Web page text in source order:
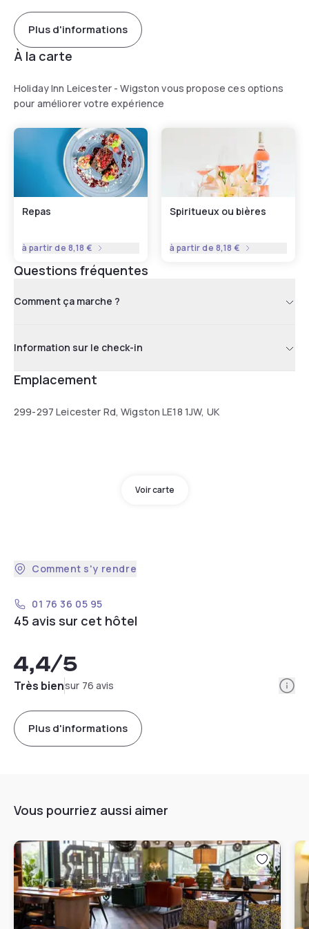
Plus d'informations
À la carte
Holiday Inn Leicester - Wigston vous propose ces options
pour améliorer votre expérience
Repas
à partir de 8,18 €
Spiritueux ou bières
à partir de 8,18 €
Questions fréquentes
Comment ça marche ?
Information sur le check-in
Emplacement
299-297 Leicester Rd, Wigston LE18 1JW, UK
Voir carte
Comment s'y rendre
01 76 36 05 95
45 avis sur cet hôtel
4,4/5
Très biensur 76 avis
Plus d'informations
Vous pourriez aussi aimer